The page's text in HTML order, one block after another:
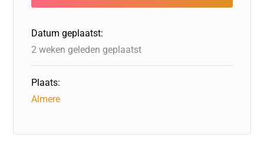
o
o
k
n o
n
s
p
Datum geplaatst:
2 weken geleden geplaatst
Plaats:
Almere